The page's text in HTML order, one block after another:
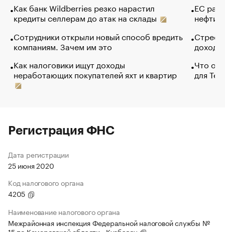
Как банк Wildberries резко нарастил
кредиты селлерам до атак на склады
Сотрудники открыли новый способ вредить
компаниям. Зачем им это
Как налоговики ищут доходы
неработающих покупателей яхт и квартир
ЕС
нефти
Что
для
Регистрация ФНС
Дата регистрации
25 июня 2020
Код налогового органа
4205
Наименование налогового органа
Межрайонная инспекция Федеральной налоговой службы №